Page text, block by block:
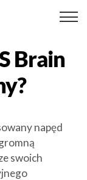
Brain
napęd
swoich